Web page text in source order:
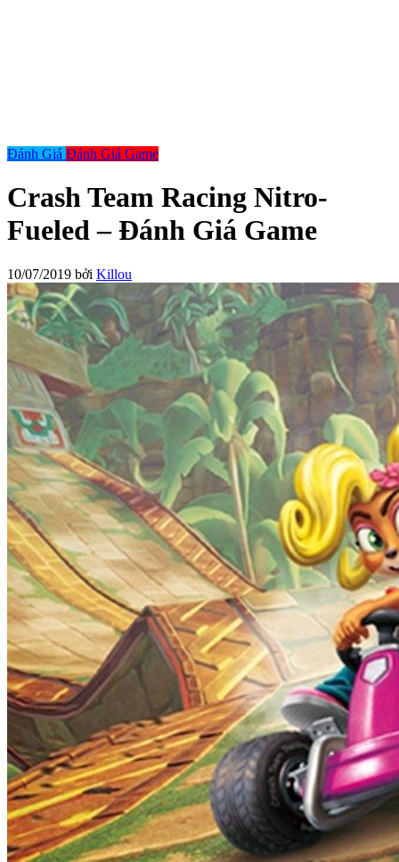
Đánh Giá Đánh Giá Game
Crash Team Racing Nitro-
Fueled – Đánh Giá Game
10/07/2019 bởi Killou